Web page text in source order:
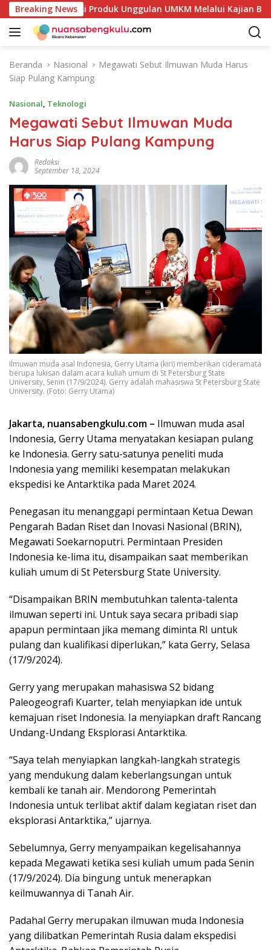
a
Breaking News
Potensi Produk Unggulan UMKM Melalui Kajian Bank
Beranda Nasional
Megawati Sebut Ilmuwan Muda Harus
Siap Pulang Kampung
Nasional, Teknologi
Megawati Sebut Ilmuwan Muda
Harus Siap Pulang Kampung
Redaksi
September 18, 2024
Ilmuwan muda asal Indonesia, Gerry Utama (kiri) memberikan cideramata
berupa lukisan dalam acara kuliah umum di St Petersburg State
University, Senin (17/9/2024). Gerry adalah mahasiswa St Petersburg State
University. (Foto: Gerry Utama)
Jakarta, nuansabengkulu.com – Ilmuwan muda asal
Indonesia, Gerry Utama menyatakan kesiapan pulang
ke Indonesia. Gerry satu-satunya peneliti muda
Indonesia yang memiliki kesempatan melakukan
ekspedisi ke Antarktika pada Maret 2024.
Penegasan itu menanggapi permintaan Ketua Dewan
Pengarah Badan Riset dan Inovasi Nasional (BRIN),
Megawati Soekarnoputri. Permintaan Presiden
Indonesia ke-lima itu, disampaikan saat memberikan
kuliah umum di St Petersburg State University.
“Disampaikan BRIN membutuhkan talenta-talenta
ilmuwan seperti ini. Untuk saya secara pribadi siap
apapun permintaan jika memang diminta RI untuk
pulang dan kualifikasi diperlukan,” kata Gerry, Selasa
(17/9/2024).
Gerry yang merupakan mahasiswa S2 bidang
Paleogeografi Kuarter, telah menyiapkan ide untuk
kemajuan riset Indonesia. Ia menyiapkan draft Rancang
Undang-Undang Eksplorasi Antarktika.
“Saya telah menyiapkan langkah-langkah strategis
yang mendukung dalam keberlangsungan untuk
kembali ke tanah air. Mendorong Pemerintah
Indonesia untuk terlibat aktif dalam kegiatan riset dan
eksplorasi Antarktika,” ujarnya.
Sebelumnya, Gerry menyampaikan kegelisahannya
kepada Megawati ketika sesi kuliah umum pada Senin
(17/9/2024). Dia bingung untuk menerapkan
keilmuwannya di Tanah Air.
Padahal Gerry merupakan ilmuwan muda Indonesia
yang dilibatkan Pemerintah Rusia dalam ekspedisi